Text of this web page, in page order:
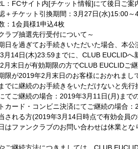
：FCサイト内[チケット情報]にて後日ご案
＋チケット引換期間：3月27日(水)15:00
：1会員様1申込4枚
ラブ抽選先行受付について～
日を過ぎてお手続きいただいた場合、本公
3月14日(木)23:59までに、CLUB EUCLID
2月末日が有効期限の方でCLUB EUCLIDご
限が2019年2月末日のお客様におかれまし
でに継続のお手続きをいただけないと先
てご継続の場合：2019年3月11日(月)まで
カード・コンビニ決済にてご継続の場合
される方(2019年3月14日時点で有効会員
はファンクラブのお問い合わせは休業と